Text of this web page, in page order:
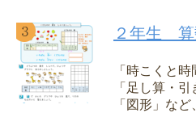
２年生 算
「時こくと
「足し算・
「図形」な